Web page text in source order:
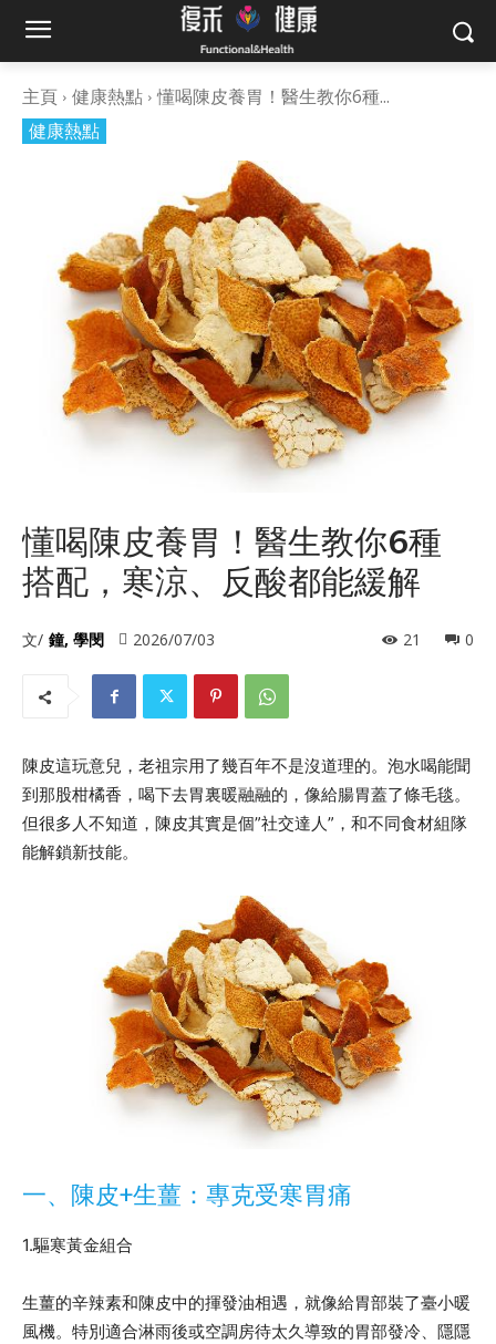
主頁 健康熱點 懂喝陳皮養胃！醫生教你6種...
健康熱點
懂喝陳皮養胃！醫生教你6種
搭配，寒涼、反酸都能緩解
文/ 鐘, 學閔 2026/07/03 0
21
陳皮這玩意兒，老祖宗用了幾百年不是沒道理的。泡水喝能聞
到那股柑橘香，喝下去胃裏暖融融的，像給腸胃蓋了條毛毯。
但很多人不知道，陳皮其實是個”社交達人”，和不同食材組隊
能解鎖新技能。
一、陳皮+生薑：專克受寒胃痛
1.驅寒黃金組合
生薑的辛辣素和陳皮中的揮發油相遇，就像給胃部裝了臺小暖
風機。特別適合淋雨後或空調房待太久導致的胃部發冷、隱隱